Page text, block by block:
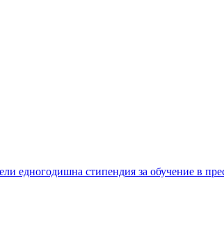
едногодишна стипендия за обучение в